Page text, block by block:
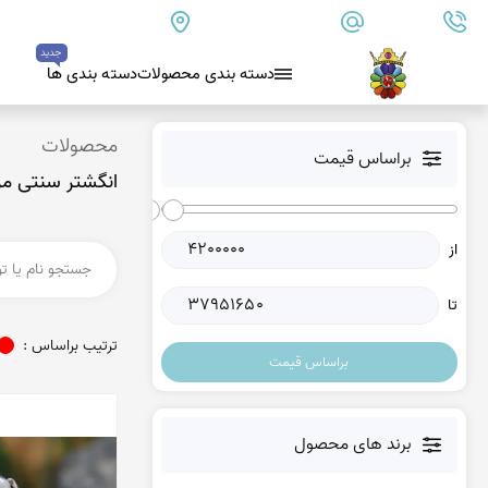
09179890157
info@goharanshop.com
دسته بندی محصولات
عقیق کلسدونی آبی
عقیق دروزی کلسدونی
عقیق کلسدونی قهوه ای
عقیق یمن زرد
عقیق یمن پرتقالی
دسته بندی ها
جدید
براساس قیمت
از
تا
براساس قیمت
برند های محصول
محصولات
انگشتر سنتی
ترتیب براساس :